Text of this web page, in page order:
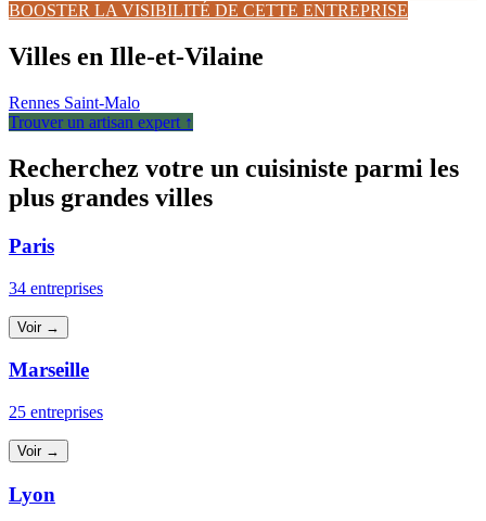
BOOSTER LA VISIBILITÉ DE CETTE ENTREPRISE
Villes en Ille-et-Vilaine
Rennes Saint-Malo
Trouver un artisan expert ↑
Recherchez votre un cuisiniste parmi les
plus grandes villes
Paris
34 entreprises
Voir →
Marseille
25 entreprises
Voir →
Lyon